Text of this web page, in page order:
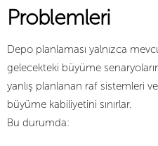
Problemleri
Depo planlaması yalnızca
gelecekteki büyüme
yanlış planlanan raf sistemleri
büyüme kabiliyetini sınırlar.
Bu durumda: